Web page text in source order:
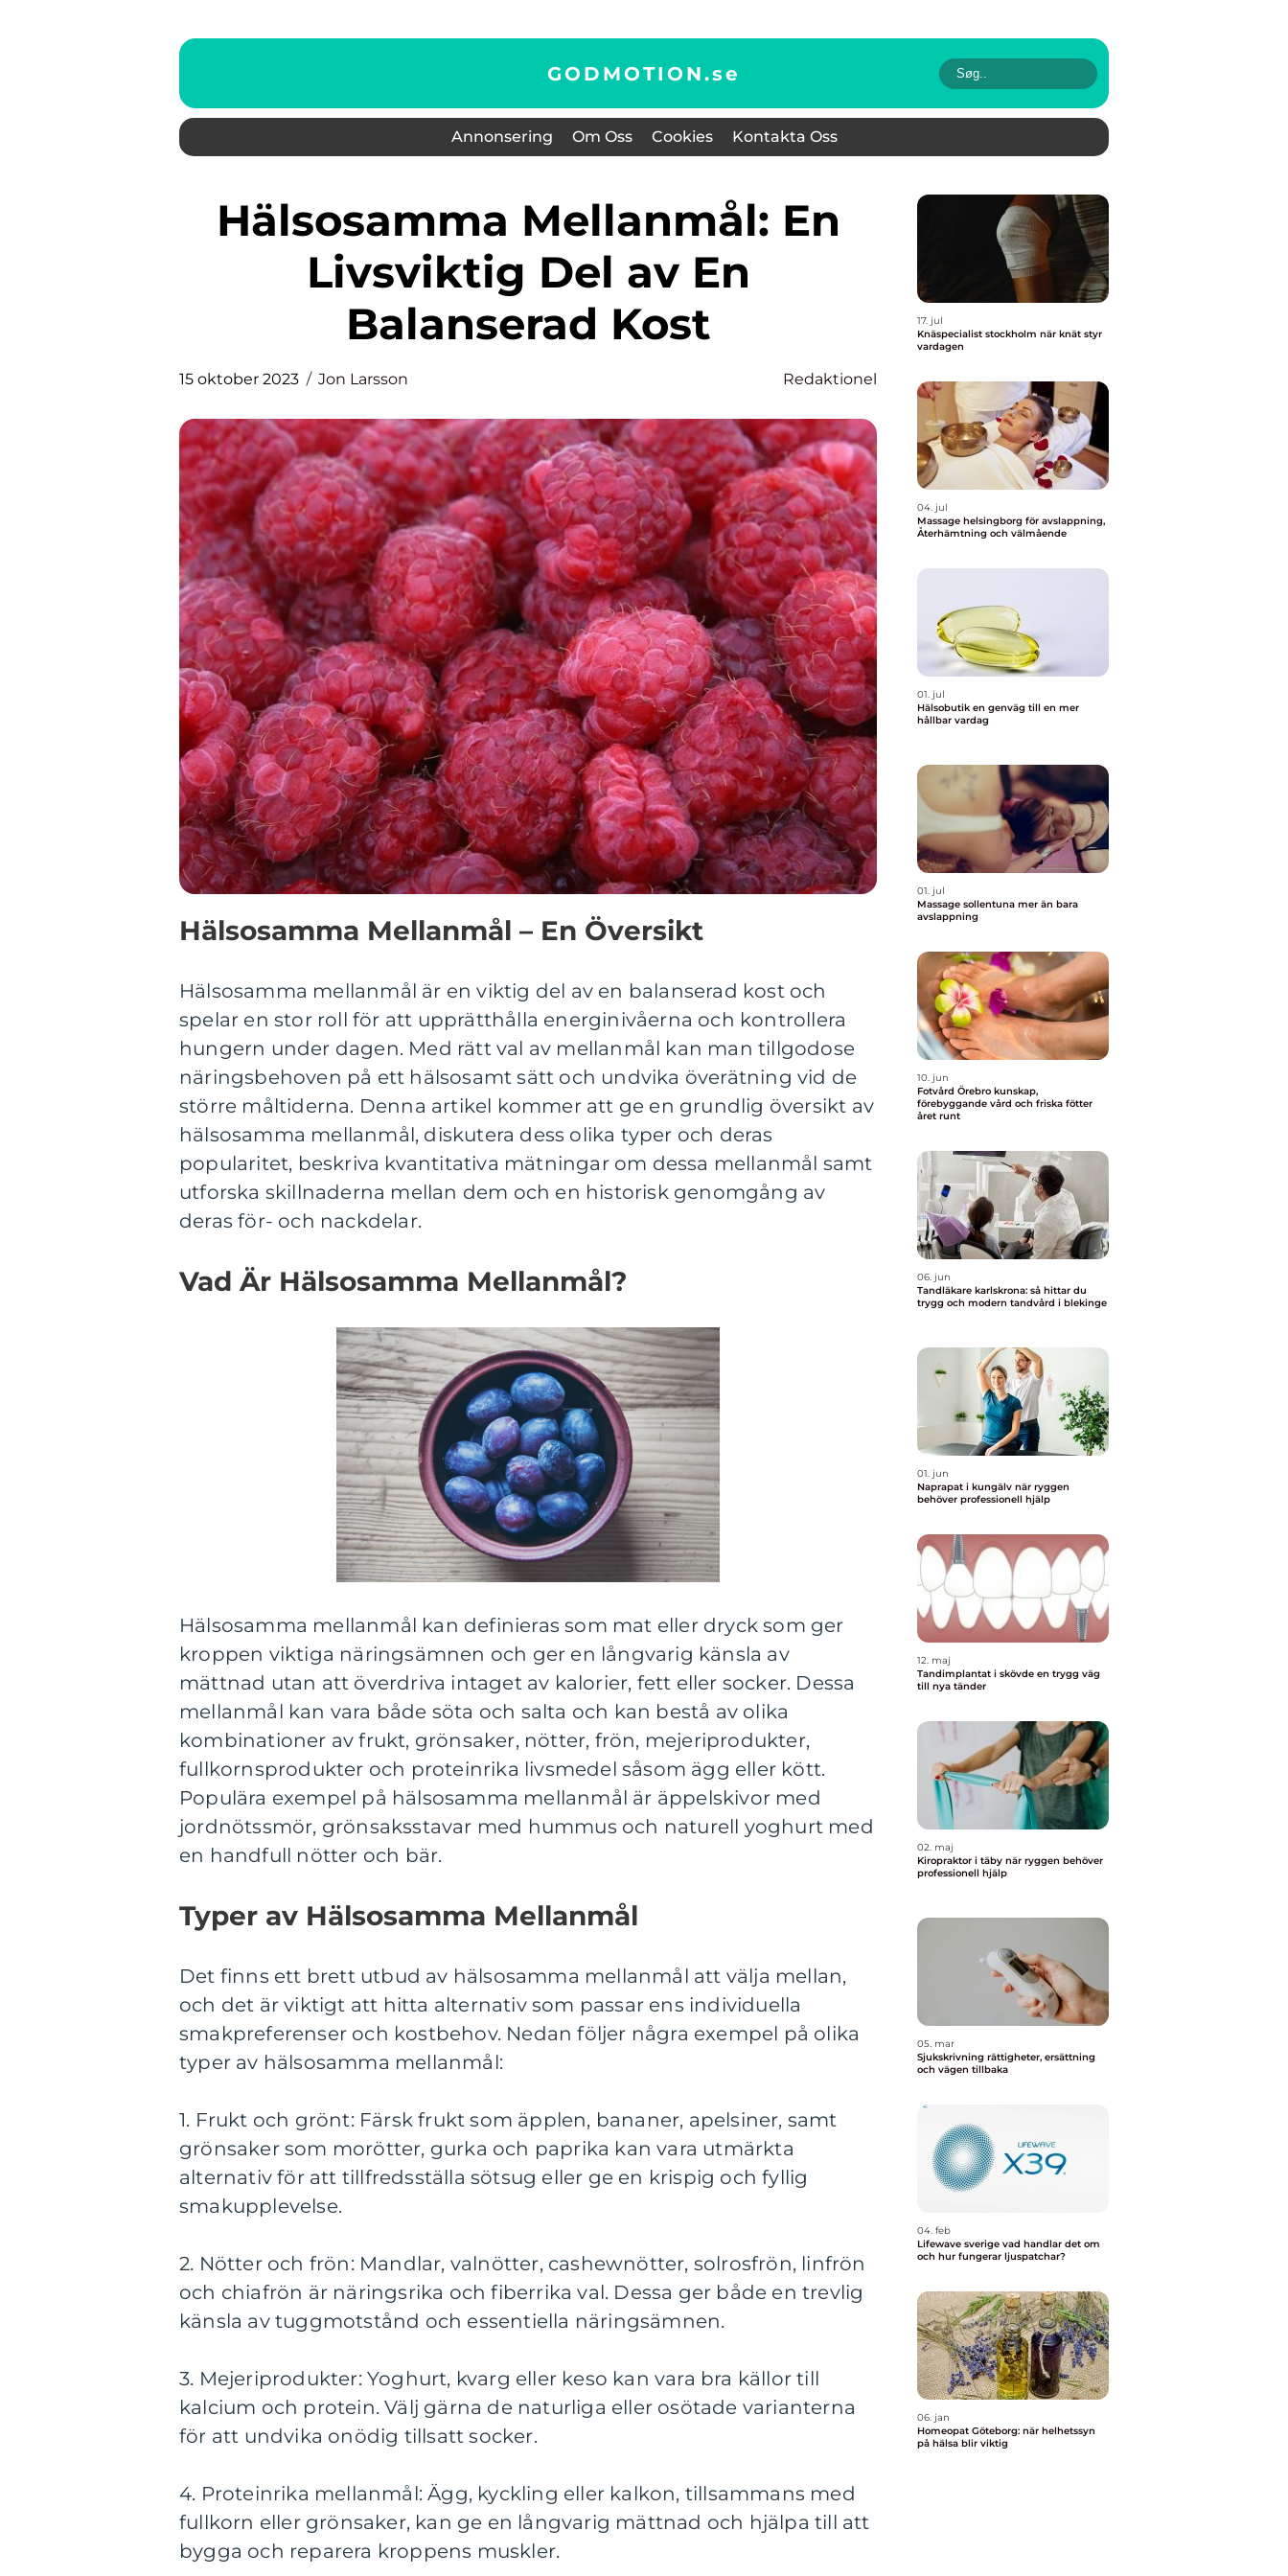
GODMOTION.se
Annonsering Om Oss Cookies Kontakta Oss
Hälsosamma Mellanmål: En
Livsviktig Del av En
Balanserad Kost
15 oktober 2023 Jon Larsson Redaktionel
Hälsosamma Mellanmål – En Översikt
Hälsosamma mellanmål är en viktig del av en balanserad kost och
spelar en stor roll för att upprätthålla energinivåerna och kontrollera
hungern under dagen. Med rätt val av mellanmål kan man tillgodose
näringsbehoven på ett hälsosamt sätt och undvika överätning vid de
större måltiderna. Denna artikel kommer att ge en grundlig översikt av
hälsosamma mellanmål, diskutera dess olika typer och deras
popularitet, beskriva kvantitativa mätningar om dessa mellanmål samt
utforska skillnaderna mellan dem och en historisk genomgång av
deras för- och nackdelar.
Vad Är Hälsosamma Mellanmål?
Hälsosamma mellanmål kan definieras som mat eller dryck som ger
kroppen viktiga näringsämnen och ger en långvarig känsla av
mättnad utan att överdriva intaget av kalorier, fett eller socker. Dessa
mellanmål kan vara både söta och salta och kan bestå av olika
kombinationer av frukt, grönsaker, nötter, frön, mejeriprodukter,
fullkornsprodukter och proteinrika livsmedel såsom ägg eller kött.
Populära exempel på hälsosamma mellanmål är äppelskivor med
jordnötssmör, grönsaksstavar med hummus och naturell yoghurt med
en handfull nötter och bär.
Typer av Hälsosamma Mellanmål
Det finns ett brett utbud av hälsosamma mellanmål att välja mellan,
och det är viktigt att hitta alternativ som passar ens individuella
smakpreferenser och kostbehov. Nedan följer några exempel på olika
typer av hälsosamma mellanmål:
1. Frukt och grönt: Färsk frukt som äpplen, bananer, apelsiner, samt
grönsaker som morötter, gurka och paprika kan vara utmärkta
alternativ för att tillfredsställa sötsug eller ge en krispig och fyllig
smakupplevelse.
2. Nötter och frön: Mandlar, valnötter, cashewnötter, solrosfrön, linfrön
och chiafrön är näringsrika och fiberrika val. Dessa ger både en trevlig
känsla av tuggmotstånd och essentiella näringsämnen.
3. Mejeriprodukter: Yoghurt, kvarg eller keso kan vara bra källor till
kalcium och protein. Välj gärna de naturliga eller osötade varianterna
för att undvika onödig tillsatt socker.
4. Proteinrika mellanmål: Ägg, kyckling eller kalkon, tillsammans med
fullkorn eller grönsaker, kan ge en långvarig mättnad och hjälpa till att
bygga och reparera kroppens muskler.
17. jul
Knäspecialist stockholm när knät styr
vardagen
04. jul
Massage helsingborg för avslappning,
Återhämtning och välmående
01. jul
Hälsobutik en genväg till en mer
hållbar vardag
01. jul
Massage sollentuna mer än bara
avslappning
10. jun
Fotvård Örebro kunskap,
förebyggande vård och friska fötter
året runt
06. jun
Tandläkare karlskrona: så hittar du
trygg och modern tandvård i blekinge
01. jun
Naprapat i kungälv när ryggen
behöver professionell hjälp
12. maj
Tandimplantat i skövde en trygg väg
till nya tänder
02. maj
Kiropraktor i täby när ryggen behöver
professionell hjälp
05. mar
Sjukskrivning rättigheter, ersättning
och vägen tillbaka
04. feb
Lifewave sverige vad handlar det om
och hur fungerar ljuspatchar?
06. jan
Homeopat Göteborg: när helhetssyn
på hälsa blir viktig